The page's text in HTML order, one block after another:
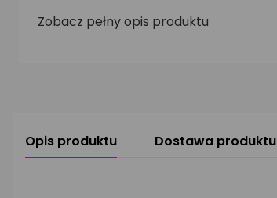
Zobacz pełny opis produktu
Opis produktu Dostawa produktu